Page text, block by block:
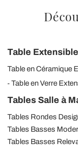
Table Extensible
Table en Céramique
Table en Verre
Tables Salle à
Tables Rondes
Tables Basses
Tables Basses